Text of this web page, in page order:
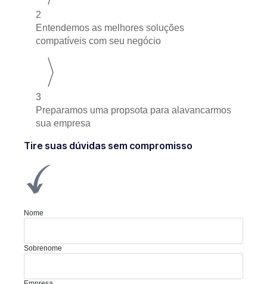
2
Entendemos as melhores soluções
compatíveis com seu negócio
3
Preparamos uma propsota para alavancarmos
sua empresa
Tire suas dúvidas sem compromisso
Nome
Sobrenome